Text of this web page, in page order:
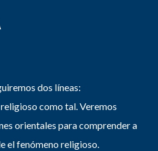
dos líneas:
como tal. Veremos
orientales para comprender a
el fenómeno religioso.